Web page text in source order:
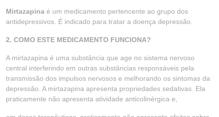
Mirtazapina é um medicamento pertencente ao grupo dos
antidepressivos. É indicado para tratar a doença depressão.
2. COMO ESTE MEDICAMENTO FUNCIONA?
A mirtazapina é uma substância que age no sistema nervoso
central interferindo em outras substâncias responsáveis pela
transmissão dos impulsos nervosos e melhorando os sintomas da
depressão. A mirtazapina apresenta propriedades sedativas. Ela
praticamente não apresenta atividade anticolinérgica e,